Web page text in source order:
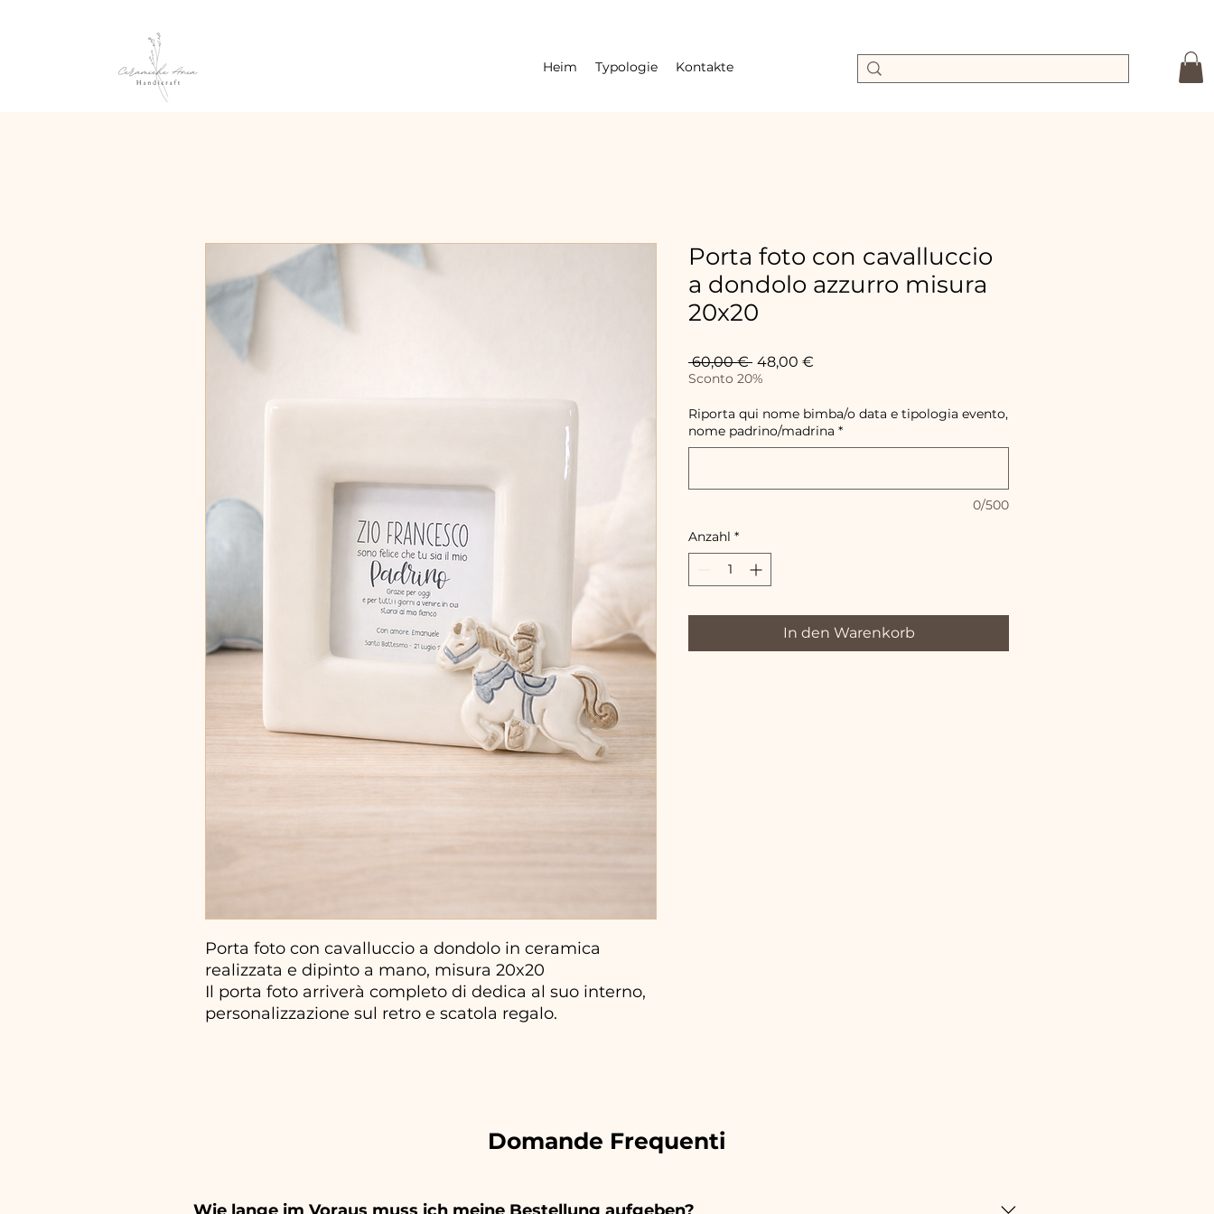
Heim Typologie Kontakte
Porta foto con cavalluccio a dondolo in ceramica
realizzata e dipinto a mano, misura 20x20
Il porta foto arriverà completo di dedica al suo interno,
personalizzazione sul retro e scatola regalo.
Porta foto con cavalluccio
a dondolo azzurro misura
20x20
60,00 € Standardpreis
48,00 €
Sconto 20%
Riporta qui nome bimba/o data e tipologia evento,
nome padrino/madrina *
0/500
Anzahl *
In den Warenkorb
Domande Frequenti